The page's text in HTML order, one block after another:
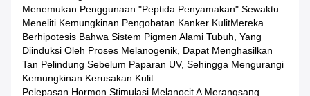
Menemukan Penggunaan "peptida Penyamakan" Sewaktu
Meneliti Kemungkinan Pengobatan Kanker KulitMereka
Berhipotesis Bahwa Sistem Pigmen Alami Tubuh, Yang
Diinduksi Oleh Proses Melanogenik, Dapat Menghasilkan
Tan Pelindung Sebelum Paparan UV, Sehingga Mengurangi
Kemungkinan Kerusakan Kulit.
Pelepasan Hormon Stimulasi Melanocit A Merangsang